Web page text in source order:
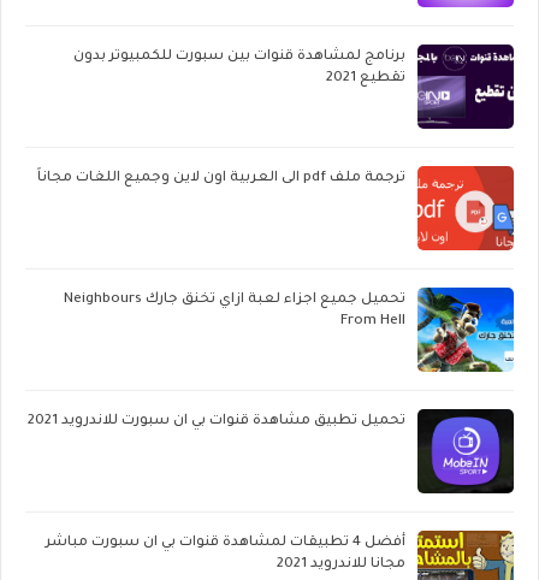
برنامج لمشاهدة قنوات بين سبورت للكمبيوتر بدون
تقطيع 2021
ترجمة ملف pdf الى العربية اون لاين وجميع اللغات مجاناً
تحميل جميع اجزاء لعبة ازاي تخنق جارك Neighbours
From Hell
تحميل تطبيق مشاهدة قنوات بي ان سبورت للاندرويد 2021
أفضل 4 تطبيقات لمشاهدة قنوات بي ان سبورت مباشر
مجانا للاندرويد 2021